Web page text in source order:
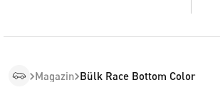
Magazin Bülk Race Bottom Color